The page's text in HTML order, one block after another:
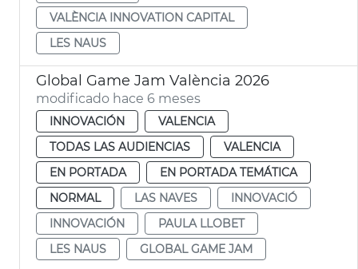
VALÈNCIA INNOVATION CAPITAL
LES NAUS
Global Game Jam València 2026
modificado hace 6 meses
INNOVACIÓN
VALENCIA
TODAS LAS AUDIENCIAS
VALENCIA
EN PORTADA
EN PORTADA TEMÁTICA
NORMAL
LAS NAVES
INNOVACIÓ
INNOVACIÓN
PAULA LLOBET
LES NAUS
GLOBAL GAME JAM